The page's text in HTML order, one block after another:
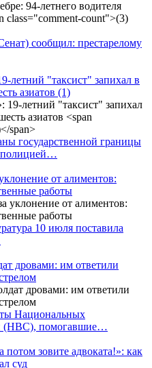
сообщил: престарелому
летний "таксист" запихал в
азиатов (1)
государственной границы
полицией…
от алиментов:
работы
10 июля поставила
дровами: им ответили
Национальных
(НВС), помогавшие…
потом зовите адвоката!»: как
суд